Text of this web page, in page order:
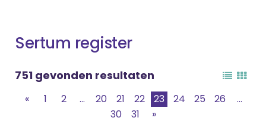
Sertum register
751 gevonden resultaten
« 1 2 ... 20 21 22 23 24 25 26
...
30
31 »